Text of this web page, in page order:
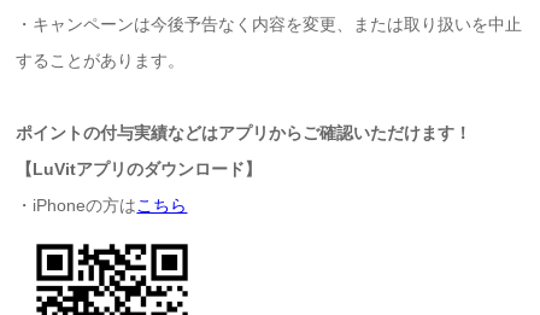
・キャンペーンは今後予告なく内容を変更、または取り扱いを中止
することがあります。
ポイントの付与実績などはアプリからご確認いただけます！
【LuVitアプリのダウンロード】
・iPhoneの方はこちら